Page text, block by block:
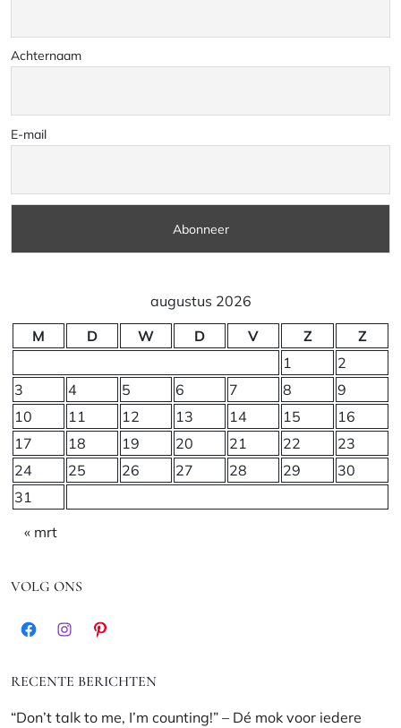
Achternaam
E-mail
augustus 2026
M
D W D V Z
Z
1
2
3
4 5 6 7 8
9
10
11 12 13 14 15
16
17
18 19 20 21 22
23
24
25 26 27 28 29
30
31
« mrt
VOLG ONS
FacebookInstagramPinterest
RECENTE BERICHTEN
“Don’t talk to me, I’m counting!” – Dé mok voor iedere